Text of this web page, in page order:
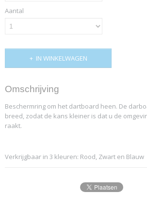
Aantal
IN WINKELWAGEN
Omschrijving
Beschermring om het dartboard heen. De
breed, zodat de kans kleiner is dat u de
raakt.
Verkrijgbaar in 3 kleuren: Rood, Zwart en Blauw